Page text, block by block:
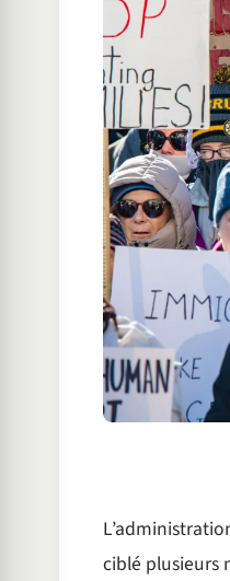
ciblé plusieurs